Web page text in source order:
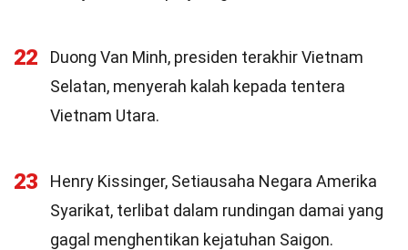
22
Duong Van Minh, presiden terakhir Vietnam
Selatan, menyerah kalah kepada tentera
Vietnam Utara.
23
Henry Kissinger, Setiausaha Negara Amerika
Syarikat, terlibat dalam rundingan damai yang
gagal menghentikan kejatuhan Saigon.